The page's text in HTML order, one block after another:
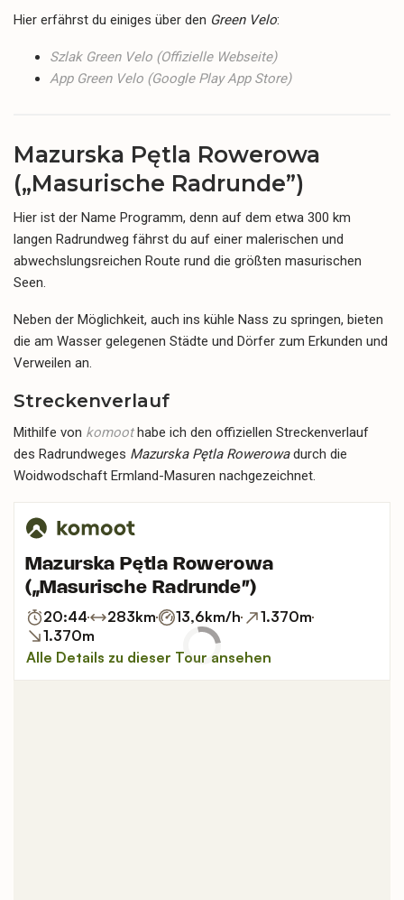
Hier erfährst du einiges über den Green Velo:
Szlak Green Velo (Offizielle Webseite)
App Green Velo (Google Play App Store)
Mazurska Pętla Rowerowa
(„Masurische Radrunde”)
Hier ist der Name Programm, denn auf dem etwa 300 km
langen Radrundweg fährst du auf einer malerischen und
abwechslungsreichen Route rund die größten masurischen
Seen.
Neben der Möglichkeit, auch ins kühle Nass zu springen, bieten
die am Wasser gelegenen Städte und Dörfer zum Erkunden und
Verweilen an.
Streckenverlauf
Mithilfe von komoothabe ich den offiziellen Streckenverlauf
des Radrundweges Mazurska Pętla Rowerowadurch die
Woidwodschaft Ermland-Masuren nachgezeichnet.